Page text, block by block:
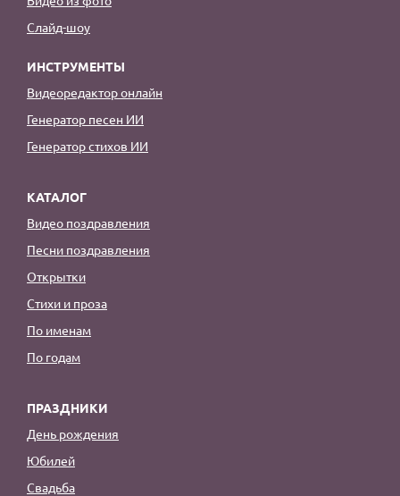
Слайд-шоу
ИНСТРУМЕНТЫ
Видеоредактор онлайн
Генератор песен ИИ
Генератор стихов ИИ
КАТАЛОГ
Видео поздравления
Песни поздравления
Открытки
Стихи и проза
По именам
По годам
ПРАЗДНИКИ
День рождения
Юбилей
Свадьба